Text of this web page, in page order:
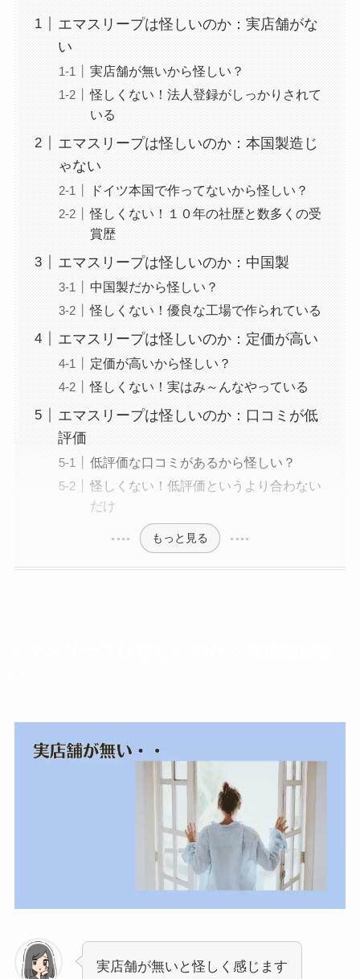
エマスリープは怪しいのか：実店舗がな
い
実店舗が無いから怪しい？
怪しくない！法人登録がしっかりされて
いる
エマスリープは怪しいのか：本国製造じ
ゃない
ドイツ本国で作ってないから怪しい？
怪しくない！１０年の社歴と数多くの受
賞歴
エマスリープは怪しいのか：中国製
中国製だから怪しい？
怪しくない！優良な工場で作られている
エマスリープは怪しいのか：定価が高い
定価が高いから怪しい？
怪しくない！実はみ～んなやっている
エマスリープは怪しいのか：口コミが低
評価
低評価な口コミがあるから怪しい？
怪しくない！低評価というより合わない
だけ
もっと見る
実店舗が無いと怪しく感じます